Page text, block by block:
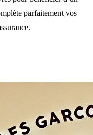
parfaitement vos